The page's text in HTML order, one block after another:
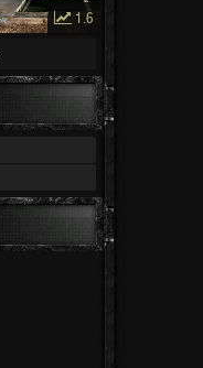
1.6